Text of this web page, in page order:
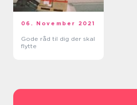
06. November 2021
Gode råd til dig der skal
flytte